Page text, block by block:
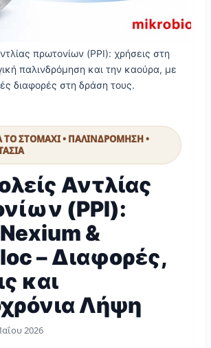
πρωτονίων (PPI): χρήσεις στη
παλινδρόμηση και την καούρα, με
διαφορές στη δράση τους.
ΤΟ ΣΤΟΜΑΧΙ • ΠΑΛΙΝΔΡΟΜΗΣΗ •
Αντλίας
(PPI):
&
– Διαφορές,
και
Λήψη
2026